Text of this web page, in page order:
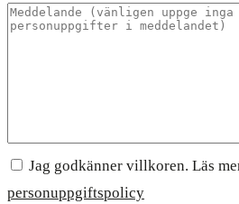
Jag godkänner villkoren. Läs
personuppgiftspolicy